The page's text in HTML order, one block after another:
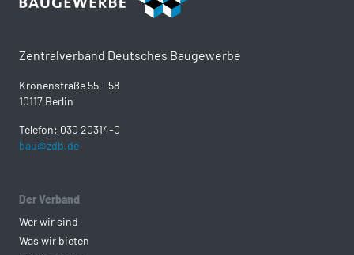
Zentralverband Deutsches Baugewerbe
Kronenstraße 55 - 58
10117 Berlin
Telefon: 030 20314-0
bau@zdb.de
Der Verband
Wer wir sind
Was wir bieten